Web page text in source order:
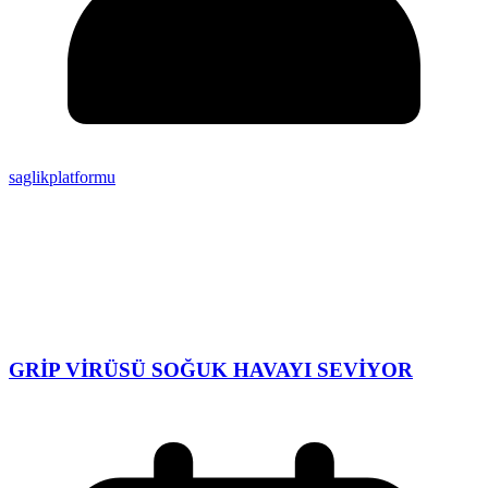
saglikplatformu
GRİP VİRÜSÜ SOĞUK HAVAYI SEVİYOR